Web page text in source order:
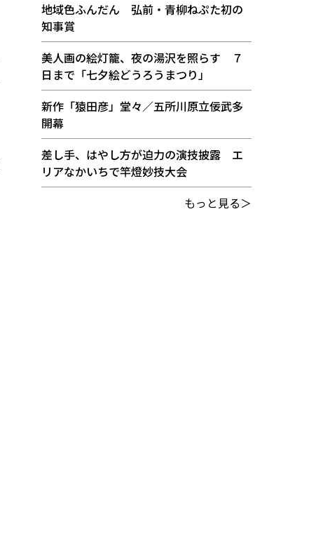
地域色ふんだん 弘前・青柳ねぷた初の
知事賞
美人画の絵灯籠、夜の湯沢を照らす ７
日まで「七夕絵どうろうまつり」
新作「猿田彦」堂々／五所川原立佞武多
開幕
差し手、はやし方が迫力の演技披露 エ
リアなかいちで竿燈妙技大会
もっと見る＞